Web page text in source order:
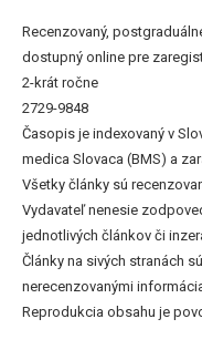
Recenzovaný,
dostupný online pre
2-krát ročne
2729-9848
Časopis je indexovaný v
medica Slovaca (BMS) a
Všetky články sú
Vydavateľ nenesie
jednotlivých článkov či
Články na sivých stranách
nerecenzovanými
Reprodukcia obsahu je